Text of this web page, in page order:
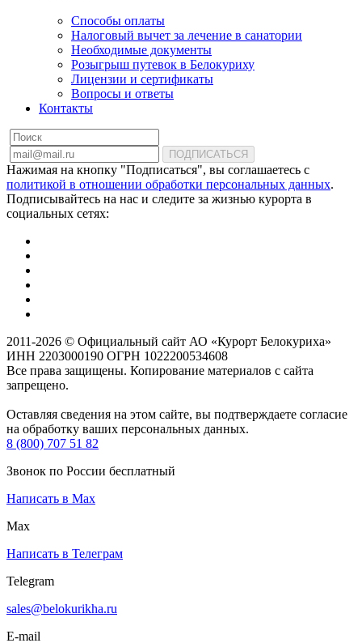
Способы оплаты
Налоговый вычет за лечение в санатории
Необходимые документы
Розыгрыш путевок в Белокуриху
Лицензии и сертификаты
Вопросы и ответы
Контакты
ПОДПИСАТЬСЯ
Нажимая на кнопку "Подписаться", вы соглашаетесь с
политикой в отношении обработки персональных данных.
Подписывайтесь на нас и следите за жизнью курорта в
социальных сетях:
2011-2026 © Официальный сайт АО «Курорт Белокуриха»
ИНН 2203000190 ОГРН 1022200534608
Все права защищены. Копирование материалов с сайта
запрещено.
Оставляя сведения на этом сайте, вы подтверждаете согласие
на обработку ваших персональных данных.
8 (800) 707 51 82
Звонок по России бесплатный
Написать в Max
Max
Написать в Телеграм
Telegram
sales@belokurikha.ru
E-mail